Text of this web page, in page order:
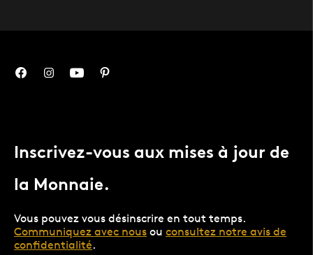
Inscrivez-vous aux mises à jour de
la Monnaie.
Vous pouvez vous désinscrire en tout temps.
Communiquez avec nous ou consultez notre avis de
confidentialité.